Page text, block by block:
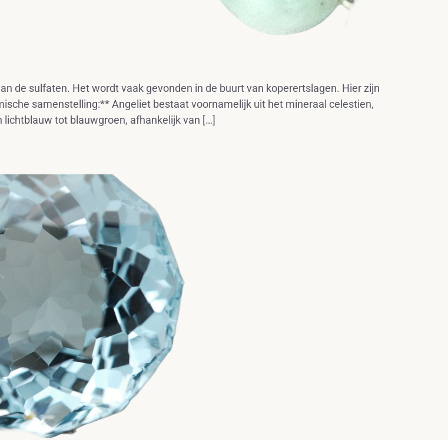
de sulfaten. Het wordt vaak gevonden in de buurt van koperertslagen. Hier zijn
samenstelling:** Angeliet bestaat voornamelijk uit het mineraal celestien,
tot blauwgroen, afhankelijk van […]